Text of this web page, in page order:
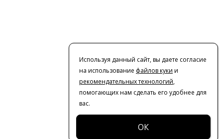
Используя данный сайт, вы даете согласие
на использование файлов куки и
рекомендательных технологий,
помогающих нам сделать его удобнее для
вас.